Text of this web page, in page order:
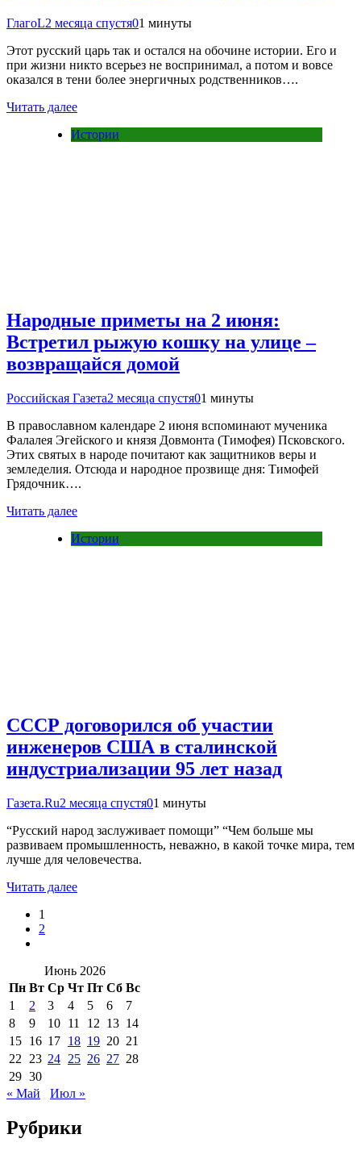
ГлагоL2 месяца спустя01 минуты
Этот русский царь так и остался на обочине истории. Его и
при жизни никто всерьез не воспринимал, а потом и вовсе
оказался в тени более энергичных родственников….
Читать далее
Истории
Народные приметы на 2 июня:
Встретил рыжую кошку на улице –
возвращайся домой
Российская Газета2 месяца спустя01 минуты
В православном календаре 2 июня вспоминают мученика
Фалалея Эгейского и князя Довмонта (Тимофея) Псковского.
Этих святых в народе почитают как защитников веры и
земледелия. Отсюда и народное прозвище дня: Тимофей
Грядочник….
Читать далее
Истории
СССР договорился об участии
инженеров США в сталинской
индустриализации 95 лет назад
Газета.Ru2 месяца спустя01 минуты
“Русский народ заслуживает помощи” “Чем больше мы
развиваем промышленность, неважно, в какой точке мира, тем
лучше для человечества.
Читать далее
1
2
Июнь 2026
Пн Вт Ср Чт Пт Сб Вс
1
2 3 4 5 6
7
8
9 10 11 12 13 14
15 16 17 18 19 20 21
22
23 24 25 26 27 28
29 30
« Май
Июл »
Рубрики